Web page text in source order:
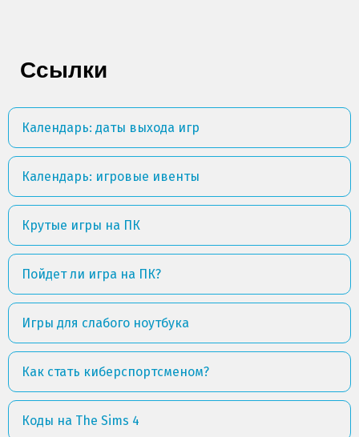
Ссылки
Календарь: даты выхода игр
Календарь: игровые ивенты
Крутые игры на ПК
Пойдет ли игра на ПК?
Игры для слабого ноутбука
Как стать киберспортсменом?
Коды на The Sims 4